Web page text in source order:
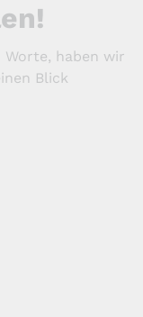
Worte, haben wir
Blick